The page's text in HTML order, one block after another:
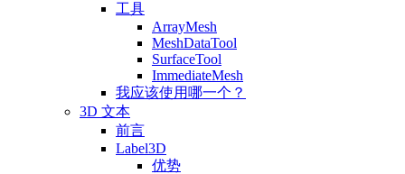
工具
ArrayMesh
MeshDataTool
SurfaceTool
ImmediateMesh
我应该使用哪一个？
3D 文本
前言
Label3D
优势